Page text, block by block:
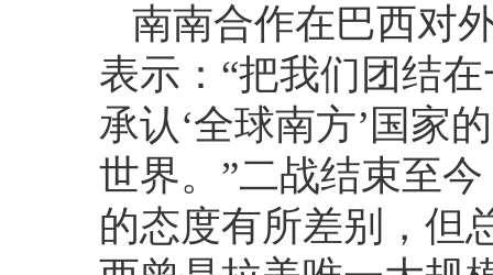
南南合作在巴西对
表示：“把我们团结
承认‘全球南方’国家
世界。”二战结束至
的态度有所差别，但